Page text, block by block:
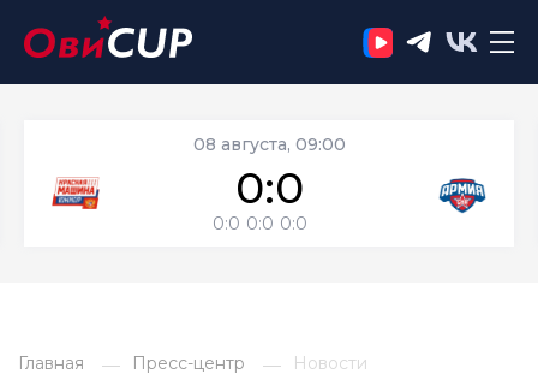
08 августа, 09:00
0:0
0:0 0:0 0:0
Главная Пресс-центр Новости